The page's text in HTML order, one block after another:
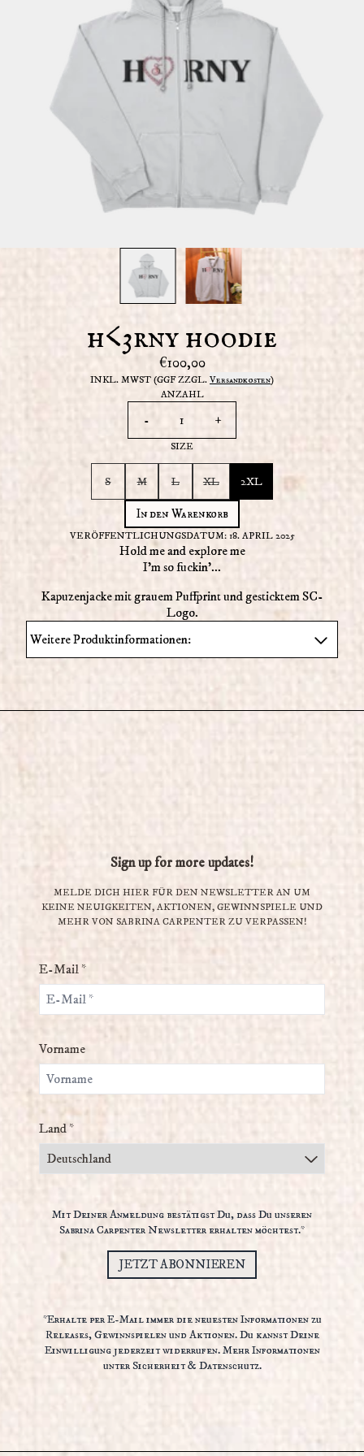
h<3rny hoodie
€100,00
INKL. MWST (GGF ZZGL. Versandkosten)
ANZAHL
- +
SIZE
S M L XL 2XL
In den Warenkorb
VERÖFFENTLICHUNGSDATUM: 18. APRIL 2025
Hold me and explore me
I'm so fuckin'...
Kapuzenjacke mit grauem Puffprint und gesticktem SC-
Logo.
Weitere Produktinformationen:
Sign up for more updates!
MELDE DICH HIER FÜR DEN NEWSLETTER AN UM
KEINE NEUIGKEITEN, AKTIONEN, GEWINNSPIELE UND
MEHR VON SABRINA CARPENTER ZU VERPASSEN!
E-Mail *
Vorname
Land *
Mit Deiner Anmeldung bestätigst Du, dass Du unseren
Sabrina Carpenter Newsletter erhalten möchtest.*
JETZT ABONNIEREN
*Erhalte per E-Mail immer die neuesten Informationen zu
Releases, Gewinnspielen und Aktionen. Du kannst Deine
Einwilligung jederzeit widerrufen. Mehr Informationen
unterSicherheit & Datenschutz.